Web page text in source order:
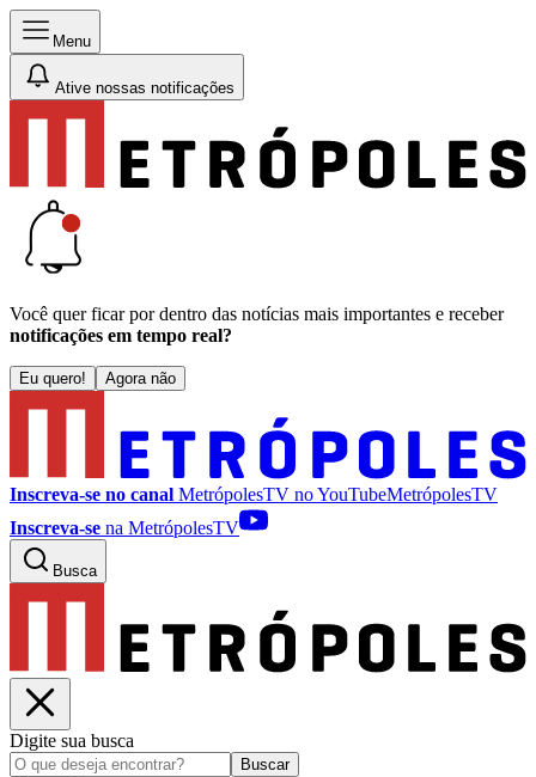
Menu
Ative nossas notificações
Você quer ficar por dentro das notícias mais importantes e receber
notificações em tempo real?
Eu quero! Agora não
Inscreva-se no canal MetrópolesTV noYouTubeMetrópolesTV
Inscreva-se na MetrópolesTV
Busca
Digite sua busca
Buscar